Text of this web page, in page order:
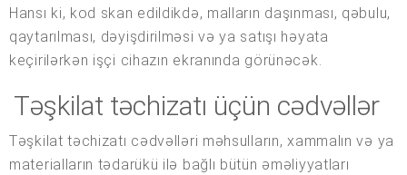
Hansı ki, kod skan edildikdə, malların daşınması, qəbulu,
qaytarılması, dəyişdirilməsi və ya satışı həyata
keçirilərkən işçi cihazın ekranında görünəcək.
Təşkilat təchizatı üçün cədvəllər
Təşkilat təchizatı cədvəlləri məhsulların, xammalın və ya
materialların tədarükü ilə bağlı bütün əməliyyatları